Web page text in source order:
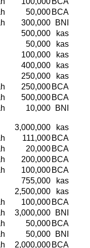
50,000 BCA
300,000
BNI
500,000
kas
50,000
kas
100,000
kas
400,000
kas
250,000
kas
250,000 BCA
500,000 BCA
10,000 BNI
3,000,000
kas
111,000 BCA
20,000 BCA
200,000 BCA
100,000 BCA
755,000
kas
2,500,000
kas
100,000 BCA
3,000,000
BNI
50,000 BCA
50,000
BNI
2,000,000 BCA